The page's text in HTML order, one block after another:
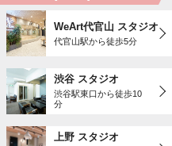
WeArt代官山 スタジオ
代官山駅から徒歩5分
渋谷 スタジオ
渋谷駅東口から徒歩10
分
上野 スタジオ